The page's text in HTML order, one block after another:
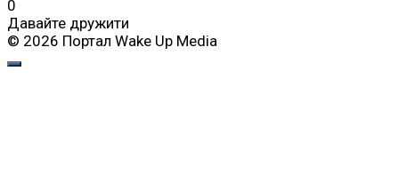
0
Давайте дружити
© 2026 Портал Wake Up Media